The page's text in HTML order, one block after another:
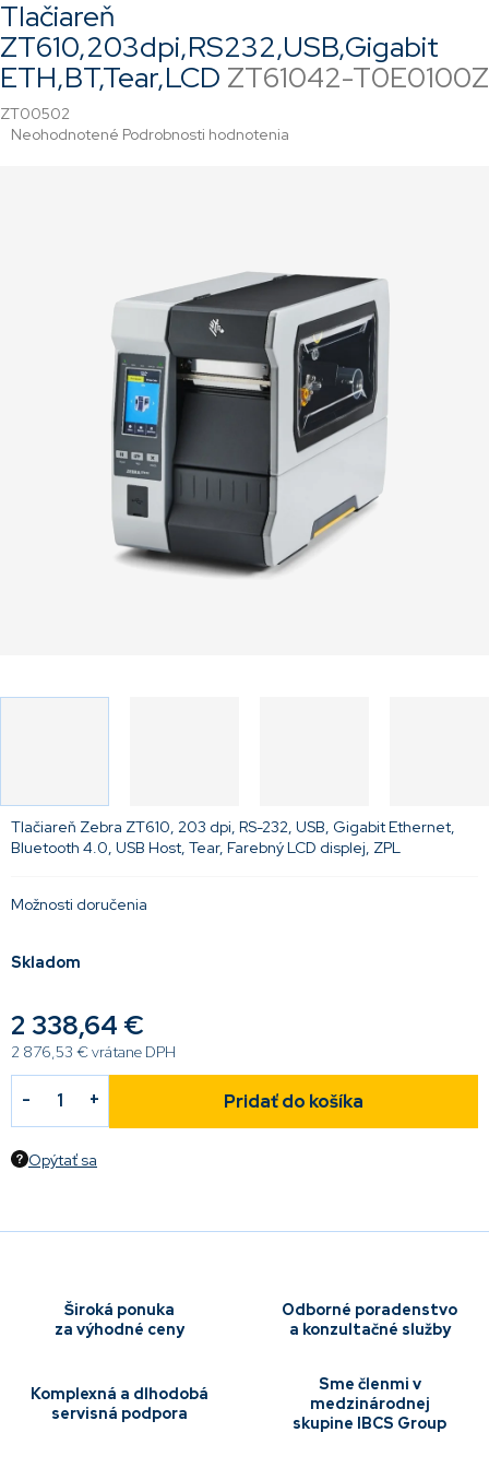
Tlačiareň
ZT610,203dpi,RS232,USB,Gigabit
ETH,BT,Tear,LCD ZT61042-T0E0100Z
ZT00502
Priemerné
Neohodnotené Podrobnosti hodnotenia
2 338,64 €
2 876,53 € vrátane DPH
Skladom
Možnosti doručenia
Pridať do košíka
Tlačiareň Zebra ZT610, 203 dpi, RS-232, USB, Gigabit Ethernet,
Bluetooth 4.0, USB Host, Tear, Farebný LCD displej, ZPL
Opýtať sa
Široká ponuka
za výhodné ceny
Odborné poradenstvo
a konzultačné služby
Komplexná a dlhodobá
servisná podpora
Sme členmi v
medzinárodnej
skupine IBCS Group